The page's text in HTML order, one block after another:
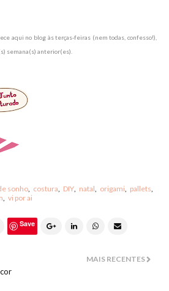
aqui no blog às terças-feiras (nem todas, confesso!),
semana(s) anterior(es).
sonho costura DIY natal origami
pallets
vi por ai
Save
MAIS RECENTES